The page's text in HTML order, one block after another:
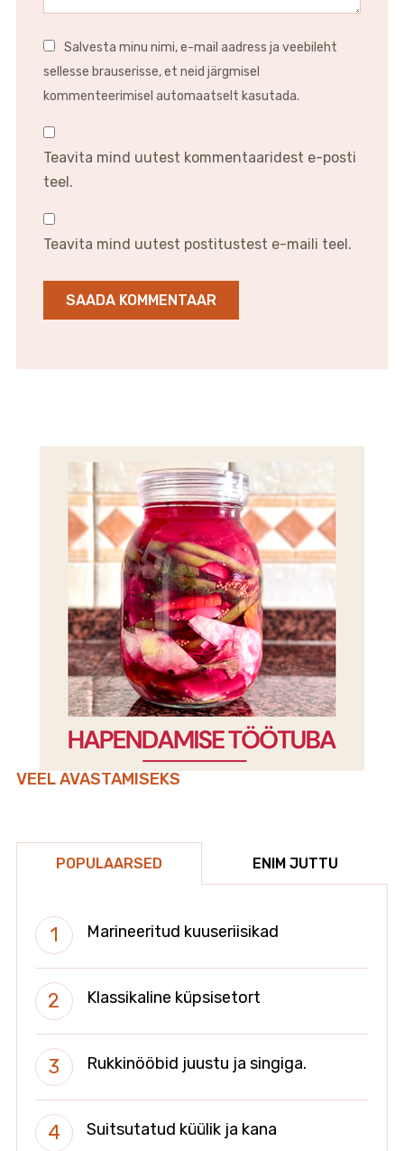
Salvesta minu nimi, e-mail aadress ja veebileht
sellesse brauserisse, et neid järgmisel
kommenteerimisel automaatselt kasutada.
Teavita mind uutest kommentaaridest e-posti
teel.
Teavita mind uutest postitustest e-maili teel.
VEEL AVASTAMISEKS
POPULAARSED ENIM JUTTU
Marineeritud kuuseriisikad
Klassikaline küpsisetort
Rukkinööbid juustu ja singiga.
Suitsutatud küülik ja kana